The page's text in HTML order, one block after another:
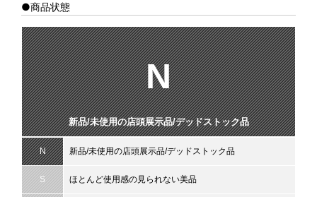
●商品状態
N
新品/未使用の店頭展示品/デッドストック品
N 新品/未使用の店頭展示品/デッドストック品
S ほとんど使用感の見られない美品